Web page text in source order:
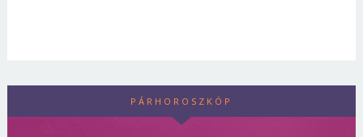
PÁRHOROSZKÓP